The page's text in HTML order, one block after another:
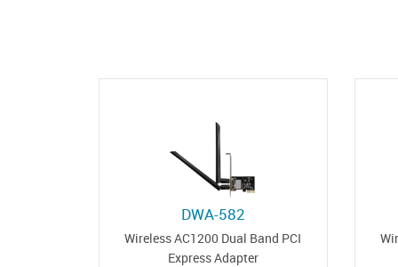
DWA-582
Wireless AC1200 Dual Band PCI
Express Adapter